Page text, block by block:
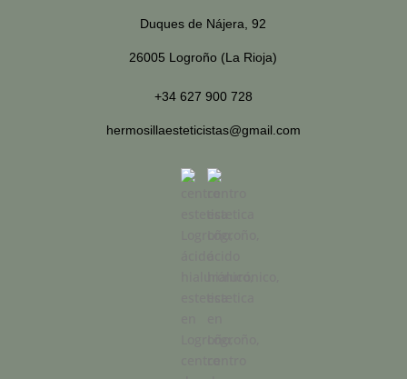
Duques de Nájera, 92
26005 Logroño (La Rioja)
+34 627 900 728
hermosillaesteticistas@gmail.com